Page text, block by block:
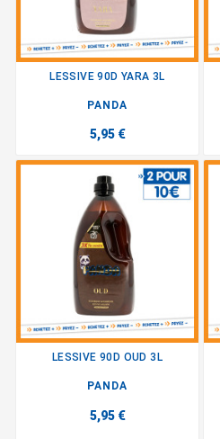
LESSIVE 90D YARA 3L
PANDA
5,95 €
LESSIVE 90D OUD 3L
PANDA
5,95 €